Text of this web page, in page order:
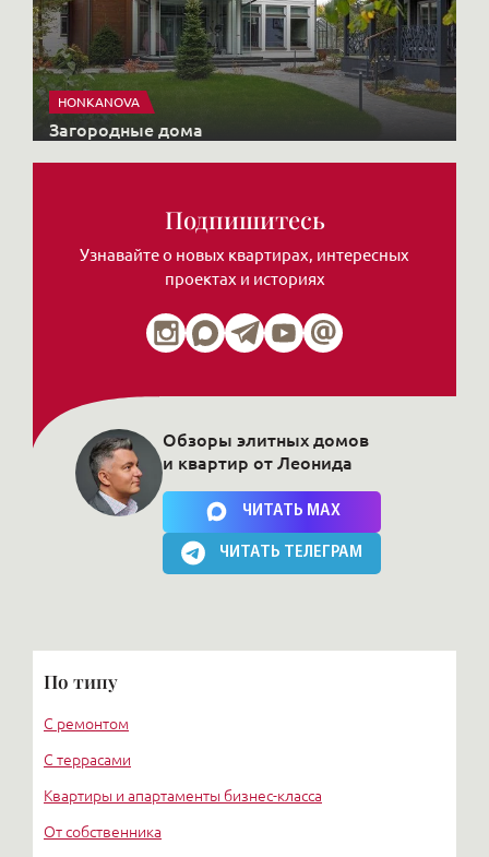
HONKANOVA
Загородные дома
Подпишитесь
Узнавайте о новых квартирах, интересных
проектах и историях
Нажимая на кнопку, Вы соглашаетесь c политикой сайта
Обзоры элитных домов
и квартир от Леонида
ЧИТАТЬ MAX
ЧИТАТЬ ТЕЛЕГРАМ
По типу
С ремонтом
С террасами
Квартиры и апартаменты бизнес-класса
От собственника